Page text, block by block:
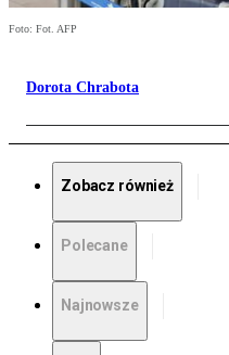
Foto: Fot. AFP
Dorota Chrabota
Zobacz również
Polecane
Najnowsze